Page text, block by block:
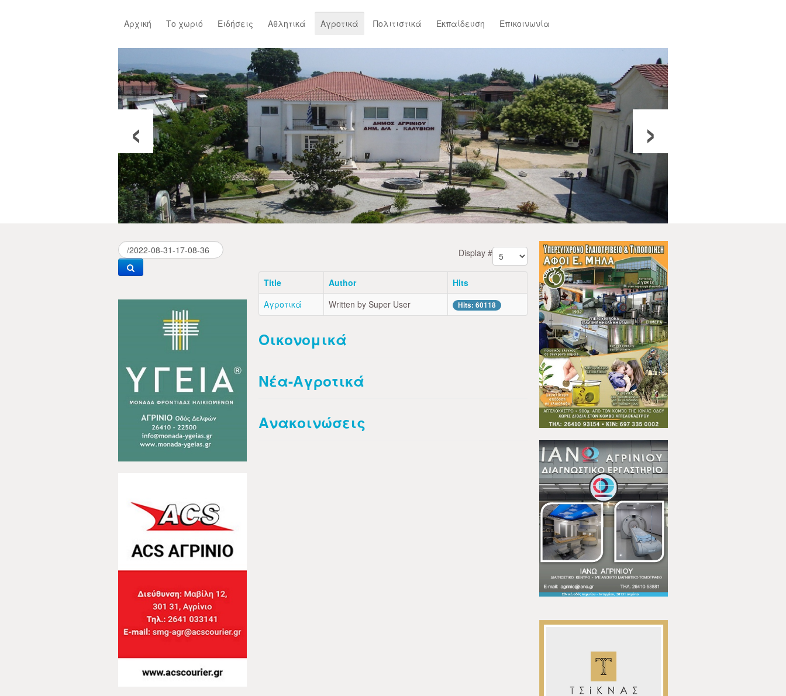
Αρχική Το χωριό Ειδήσεις Αθλητικά Αγροτικά Πολιτιστικά Εκπαίδευση Επικοινωνία
‹ ›
Display #
Title Author
Hits
Αγροτικά
Written by Super User Hits: 60118
Οικονομικά
Νέα-Αγροτικά
Ανακοινώσεις